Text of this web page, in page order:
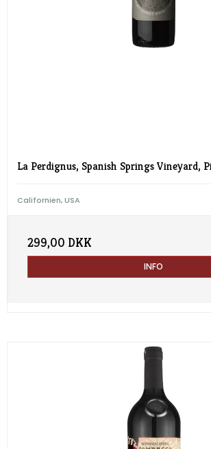
La Perdignus, Spanish Springs Vineyard,
Californien, USA
299,00 DKK
INFO